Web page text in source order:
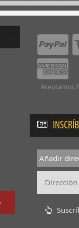
Aceptamos
Añadir